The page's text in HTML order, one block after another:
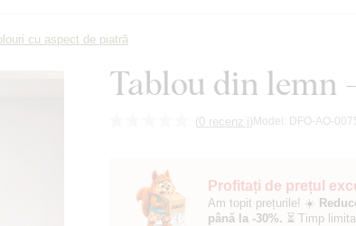
cu aspect de piatră
Tablou din lemn
(0 recenzii) Model: DFO-AO-
Profitați de prețul
Am topit prețurile! ☀️
până la -30%. ⏳ Timp